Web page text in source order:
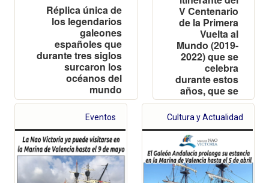
Réplica única de
los legendarios
galeones
españoles que
durante tres siglos
surcaron los
océanos del
mundo
V Centenario
de la Primera
Vuelta al
Mundo (2019-
2022) que se
celebra
durante estos
años, que se
encuentra
realizando
una gira por
varios
puertos de
España
Eventos Cultura y Actualidad